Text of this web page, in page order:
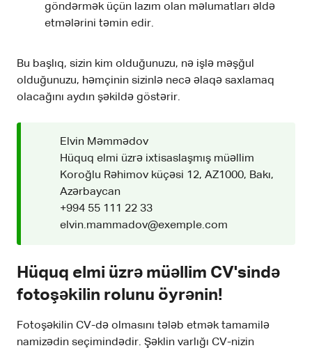
göndərmək üçün lazım olan məlumatları əldə
etmələrini təmin edir.
Bu başlıq, sizin kim olduğunuzu, nə işlə məşğul
olduğunuzu, həmçinin sizinlə necə əlaqə saxlamaq
olacağını aydın şəkildə göstərir.
Elvin Məmmədov
Hüquq elmi üzrə ixtisaslaşmış müəllim
Koroğlu Rəhimov küçəsi 12, AZ1000, Bakı,
Azərbaycan
+994 55 111 22 33
elvin.mammadov@exemple.com
Hüquq elmi üzrə müəllim CV'sində
fotoşəkilin rolunu öyrənin!
Fotoşəkilin CV-də olmasını tələb etmək tamamilə
namizədin seçimindədir. Şəklin varlığı CV-nizin